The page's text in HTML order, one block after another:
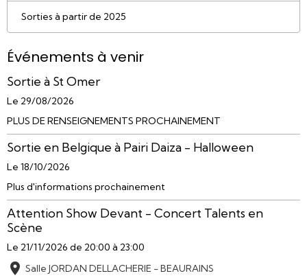
Sorties à partir de 2025
Événements à venir
Sortie à St Omer
Le 29/08/2026
PLUS DE RENSEIGNEMENTS PROCHAINEMENT
Sortie en Belgique à Pairi Daiza - Halloween
Le 18/10/2026
Plus d'informations prochainement
Attention Show Devant - Concert Talents en
Scène
Le 21/11/2026 de 20:00 à 23:00
Salle JORDAN DELLACHERIE - BEAURAINS